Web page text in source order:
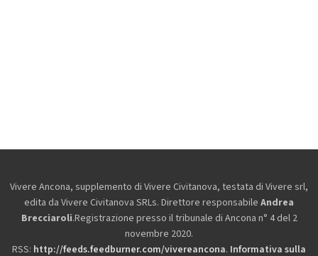
Vivere Ancona, supplemento di Vivere Civitanova, testata di Vivere srl,
edita da Vivere Civitanova SRLs. Direttore responsabile Andrea
Brecciaroli.Registrazione presso il tribunale di Ancona n° 4 del 2
novembre 2020.
RSS: http://feeds.feedburner.com/vivereancona. Informativa sulla